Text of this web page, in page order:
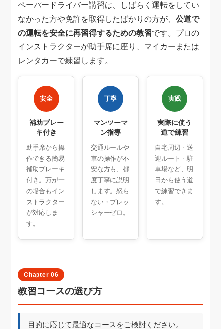
ペーパードライバー講習は、しばらく運転をしてい
なかった方や免許を取得したばかりの方が、公道で
の運転を安全に再習得するための教習です。プロの
インストラクターが助手席に座り、マイカーまたは
レンタカーで練習します。
安全
補助ブレー
キ付き
助手席から操
作できる簡易
補助ブレーキ
付き。万が一
の場合もイン
ストラクター
が対応しま
す。
丁寧
マンツーマ
ン指導
交通ルールや
車の操作が不
安な方も、都
度丁寧に説明
します。怒ら
ない・プレッ
シャーゼロ。
実践
実際に使う
道で練習
自宅周辺・送
迎ルート・駐
車場など、明
日から使う道
で練習できま
す。
Chapter 06
教習コースの選び方
目的に応じて最適なコースをご検討ください。